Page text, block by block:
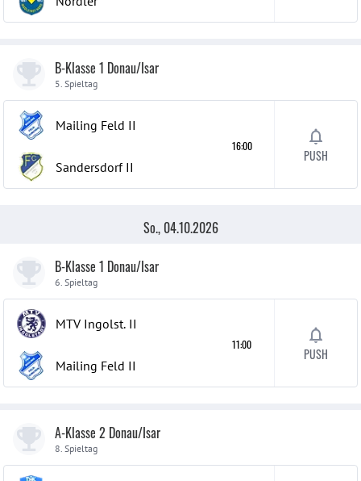
B-Klasse 1 Donau/Isar
5. Spieltag
Mailing Feld II
Sandersdorf II
16:00
PUSH
So., 04.10.2026
B-Klasse 1 Donau/Isar
6. Spieltag
MTV Ingolst. II
Mailing Feld II
11:00
PUSH
A-Klasse 2 Donau/Isar
8. Spieltag